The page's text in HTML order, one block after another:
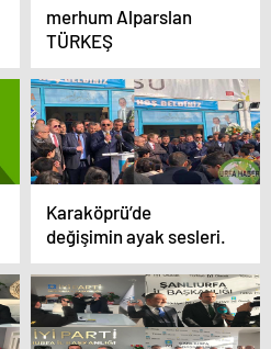
merhum Alparslan
TÜRKEŞ
Karaköprü’de
değişimin ayak sesleri.